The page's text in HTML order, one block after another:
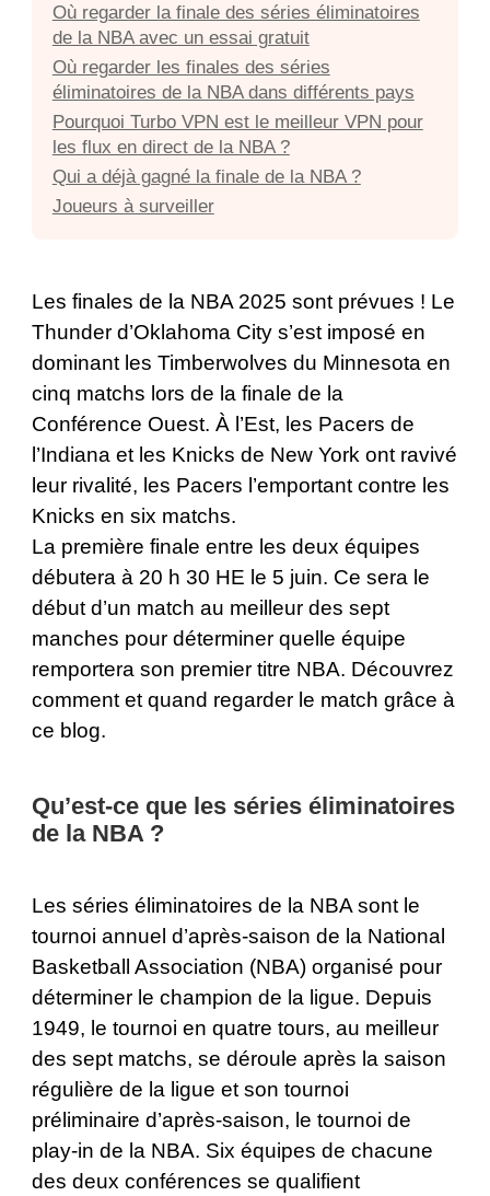
Où regarder la finale des séries éliminatoires
de la NBA avec un essai gratuit
Où regarder les finales des séries
éliminatoires de la NBA dans différents pays
Pourquoi Turbo VPN est le meilleur VPN pour
les flux en direct de la NBA ?
Qui a déjà gagné la finale de la NBA ?
Joueurs à surveiller
Les finales de la NBA 2025 sont prévues ! Le
Thunder d’Oklahoma City s’est imposé en
dominant les Timberwolves du Minnesota en
cinq matchs lors de la finale de la
Conférence Ouest. À l’Est, les Pacers de
l’Indiana et les Knicks de New York ont ​​ravivé
leur rivalité, les Pacers l’emportant contre les
Knicks en six matchs.
La première finale entre les deux équipes
débutera à 20 h 30 HE le 5 juin. Ce sera le
début d’un match au meilleur des sept
manches pour déterminer quelle équipe
remportera son premier titre NBA. Découvrez
comment et quand regarder le match grâce à
ce blog.
Qu’est-ce que les séries éliminatoires
de la NBA ?
Les séries éliminatoires de la NBA sont le
tournoi annuel d’après-saison de la National
Basketball Association (NBA) organisé pour
déterminer le champion de la ligue. Depuis
1949, le tournoi en quatre tours, au meilleur
des sept matchs, se déroule après la saison
régulière de la ligue et son tournoi
préliminaire d’après-saison, le tournoi de
play-in de la NBA. Six équipes de chacune
des deux conférences se qualifient